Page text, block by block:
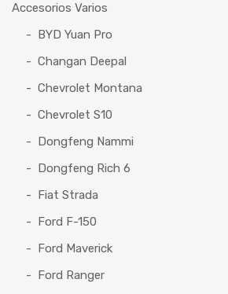
Accesorios Varios
BYD Yuan Pro
Changan Deepal
Chevrolet Montana
Chevrolet S10
Dongfeng Nammi
Dongfeng Rich 6
Fiat Strada
Ford F-150
Ford Maverick
Ford Ranger